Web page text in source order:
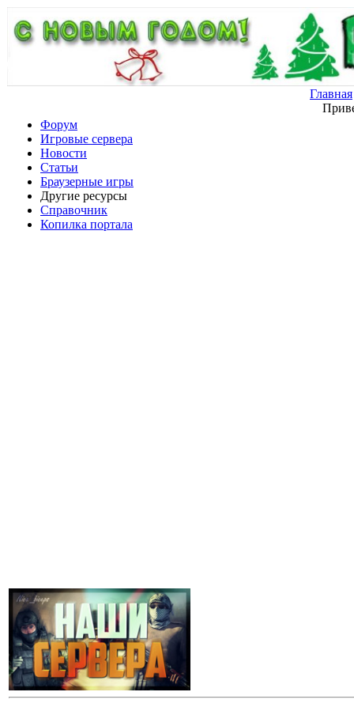
Главная
Форум
Игровые сервера
Новости
Статьи
Браузерные игры
Другие ресурсы
Справочник
Копилка портала